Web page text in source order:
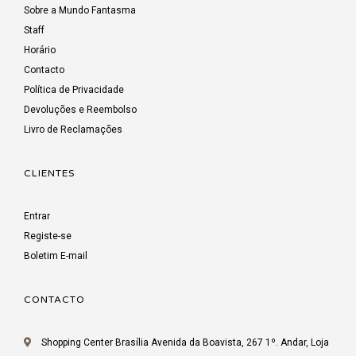
Sobre a Mundo Fantasma
Staff
Horário
Contacto
Política de Privacidade
Devoluções e Reembolso
Livro de Reclamações
CLIENTES
Entrar
Registe-se
Boletim E-mail
CONTACTO
Shopping Center Brasília Avenida da Boavista, 267 1º. Andar, Loja